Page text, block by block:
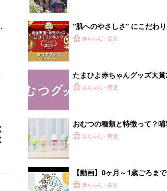
むつ替え編
るだけで得する事とは
PR（イエウール）